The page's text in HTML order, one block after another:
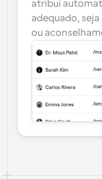
atribui
adequado,
ou